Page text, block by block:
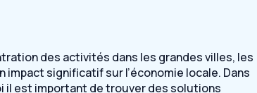
des activités dans les grandes villes, les
significatif sur l’économie locale. Dans
il est important de trouver des solutions